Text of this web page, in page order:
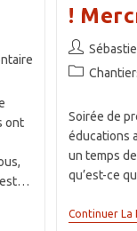
ont
est…
!
Auteur/
de
Post
Soirée de
éducations
un temps
qu’est-ce
Continuer La